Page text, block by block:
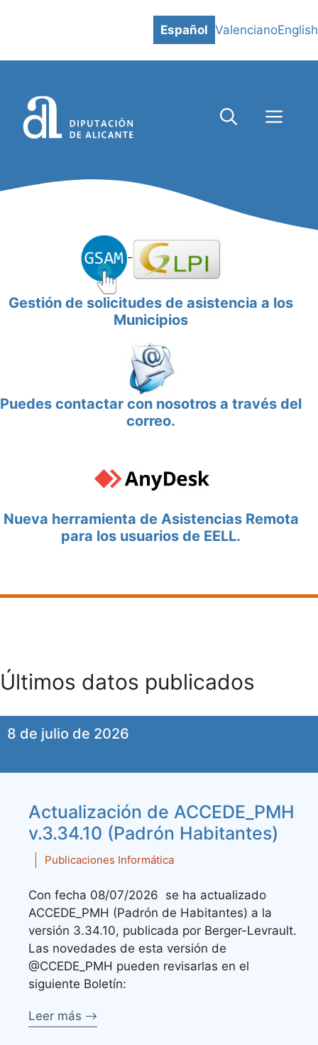
Español ValencianoEnglish
Gestión de solicitudes de asistencia a los
Municipios
Puedes contactar con nosotros a través del
correo.
Nueva herramienta de Asistencias Remota
para los usuarios de EELL.
Últimos datos publicados
8 de julio de 2026
Actualización de ACCEDE_PMH
v.3.34.10 (Padrón Habitantes)
Publicaciones Informática
Con fecha 08/07/2026 se ha actualizado
ACCEDE_PMH (Padrón de Habitantes) a la
versión 3.34.10, publicada por Berger-Levrault.
Las novedades de esta versión de
@CCEDE_PMH pueden revisarlas en el
siguiente Boletín:
Leer más